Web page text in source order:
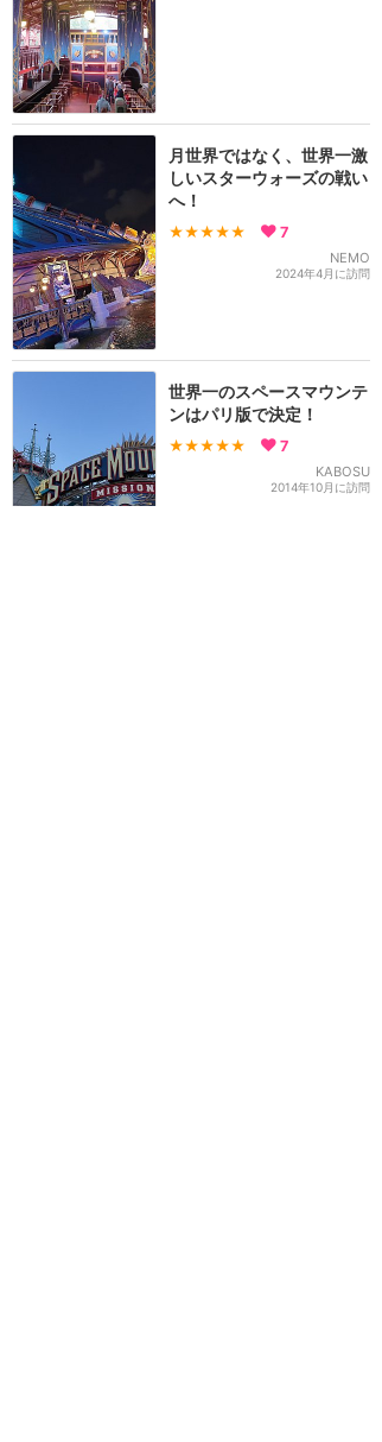
月世界ではなく、世界一激
しいスターウォーズの戦い
へ！
★★★★★ 7
NEMO
2024年4月に訪問
世界一のスペースマウンテ
ンはパリ版で決定！
★★★★★ 7
KABOSU
2014年10月に訪問